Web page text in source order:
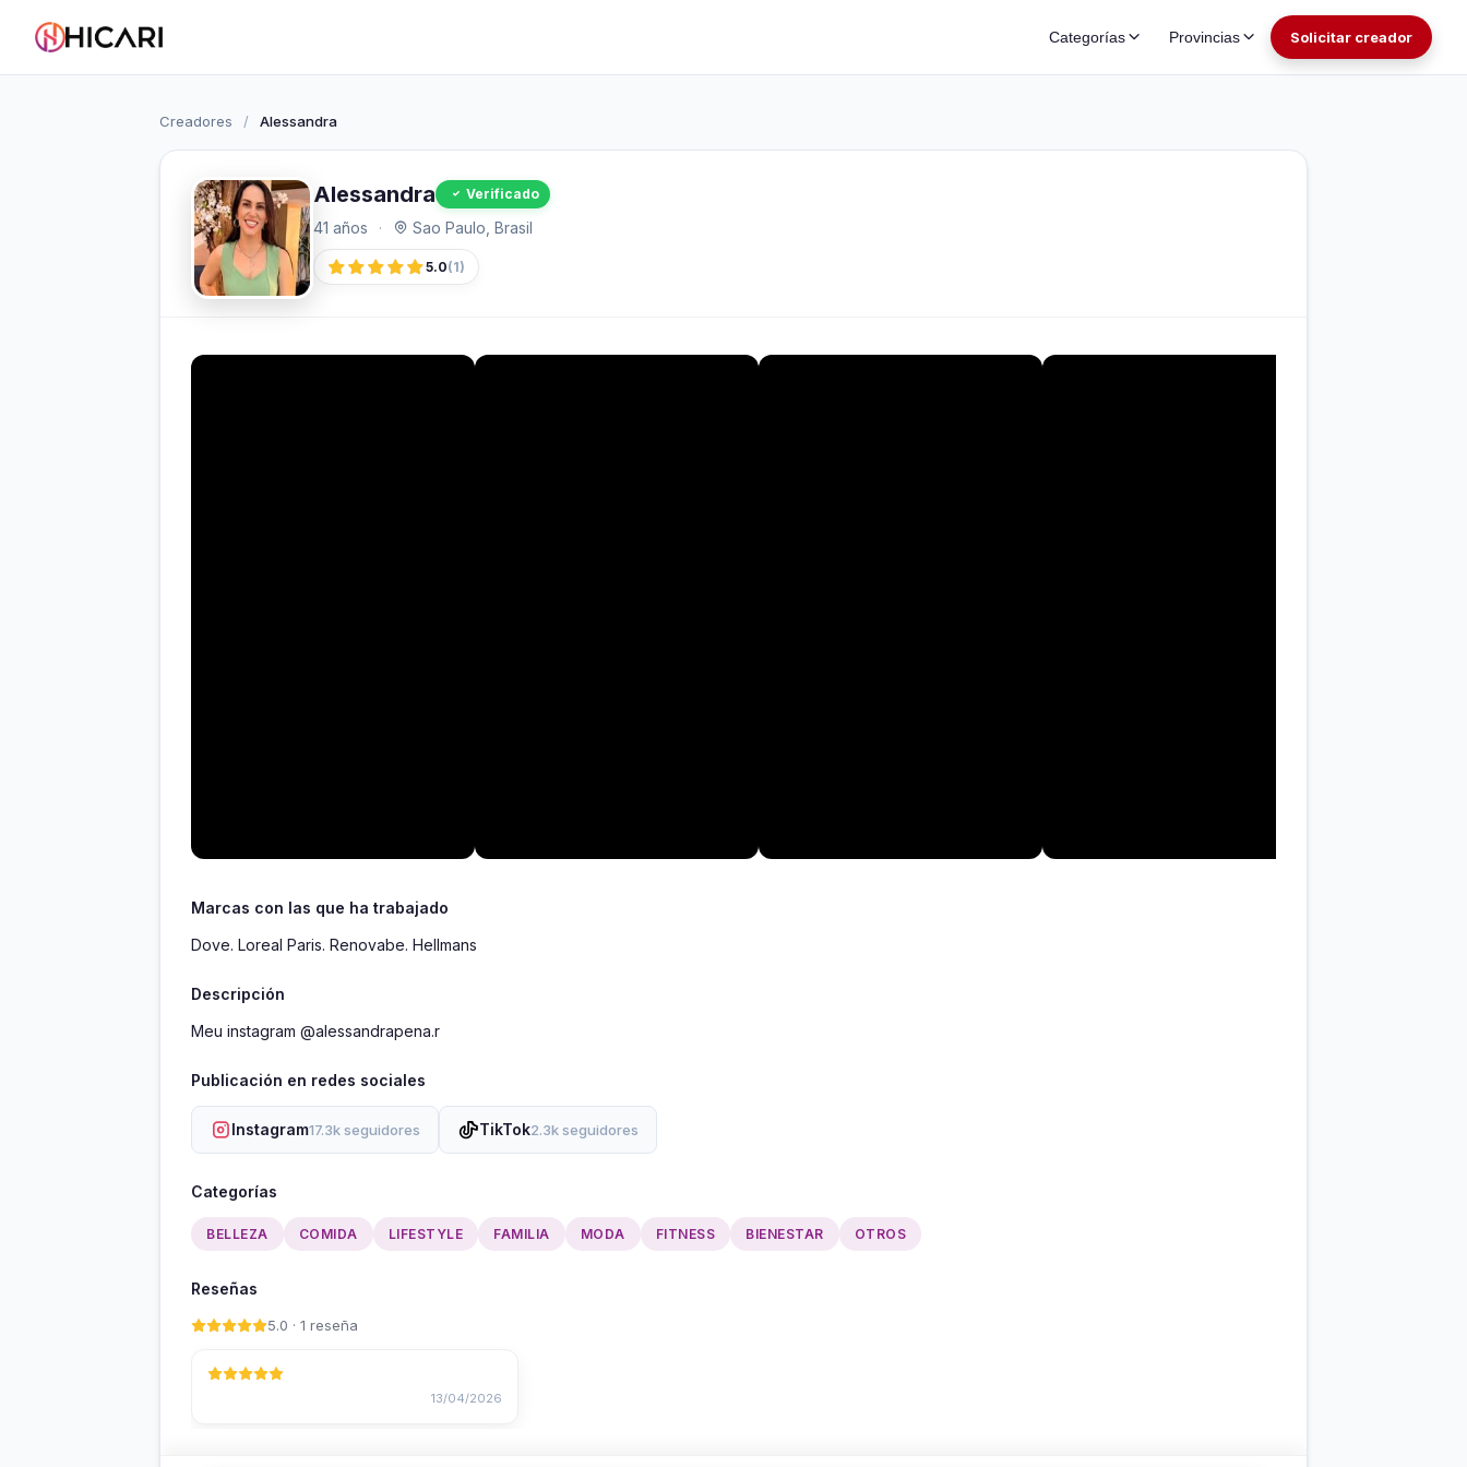
Categorías Provincias Solicitar creador
Creadores / Alessandra
Alessandra Verificado
41 años · Sao Paulo, Brasil
5.0(1)
Marcas con las que ha trabajado
Dove. Loreal Paris. Renovabe. Hellmans
Descripción
Meu instagram @alessandrapena.r
Publicación en redes sociales
Instagram17.3k seguidores TikTok2.3k seguidores
Categorías
BELLEZA COMIDA LIFESTYLE FAMILIA MODA FITNESS BIENESTAR OTROS
Reseñas
5.0 · 1 reseña
13/04/2026